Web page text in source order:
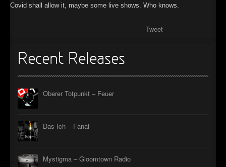
Covid shall allow it, maybe some live shows. Who knows.
Tweet
Recent Releases
Oberer Totpunkt – Feuer
Das Ich – Fanal
Mystigma – Gloomtown Radio